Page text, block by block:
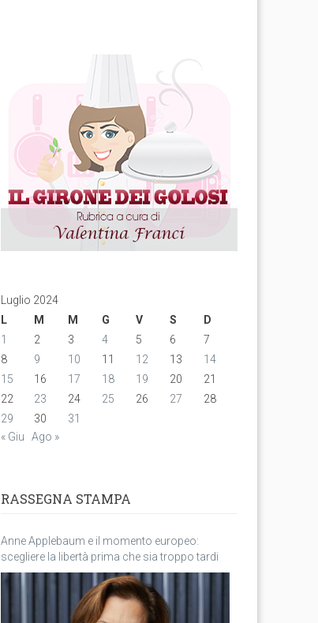
Luglio 2024
L
M M G V S
D
1
2 3 4 5 6
7
8
9 10 11 12 13
14
15
16 17 18 19 20
21
22
23 24 25 26 27
28
29
30
31
« Giu
Ago »
RASSEGNA STAMPA
Anne Applebaum e il momento europeo:
scegliere la libertà prima che sia troppo tardi